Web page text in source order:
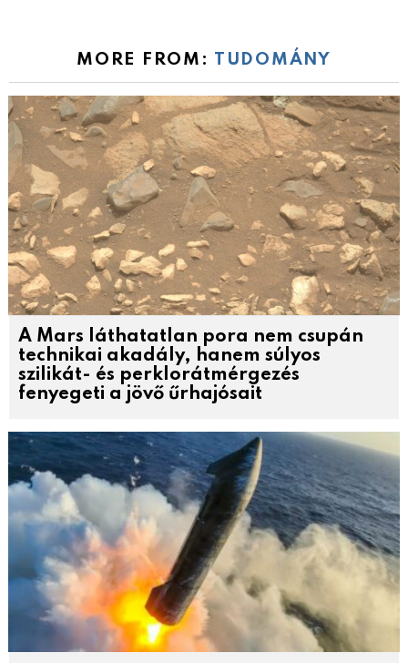
MORE FROM: TUDOMÁNY
A Mars láthatatlan pora nem csupán
technikai akadály, hanem súlyos
szilikát- és perklorátmérgezés
fenyegeti a jövő űrhajósait